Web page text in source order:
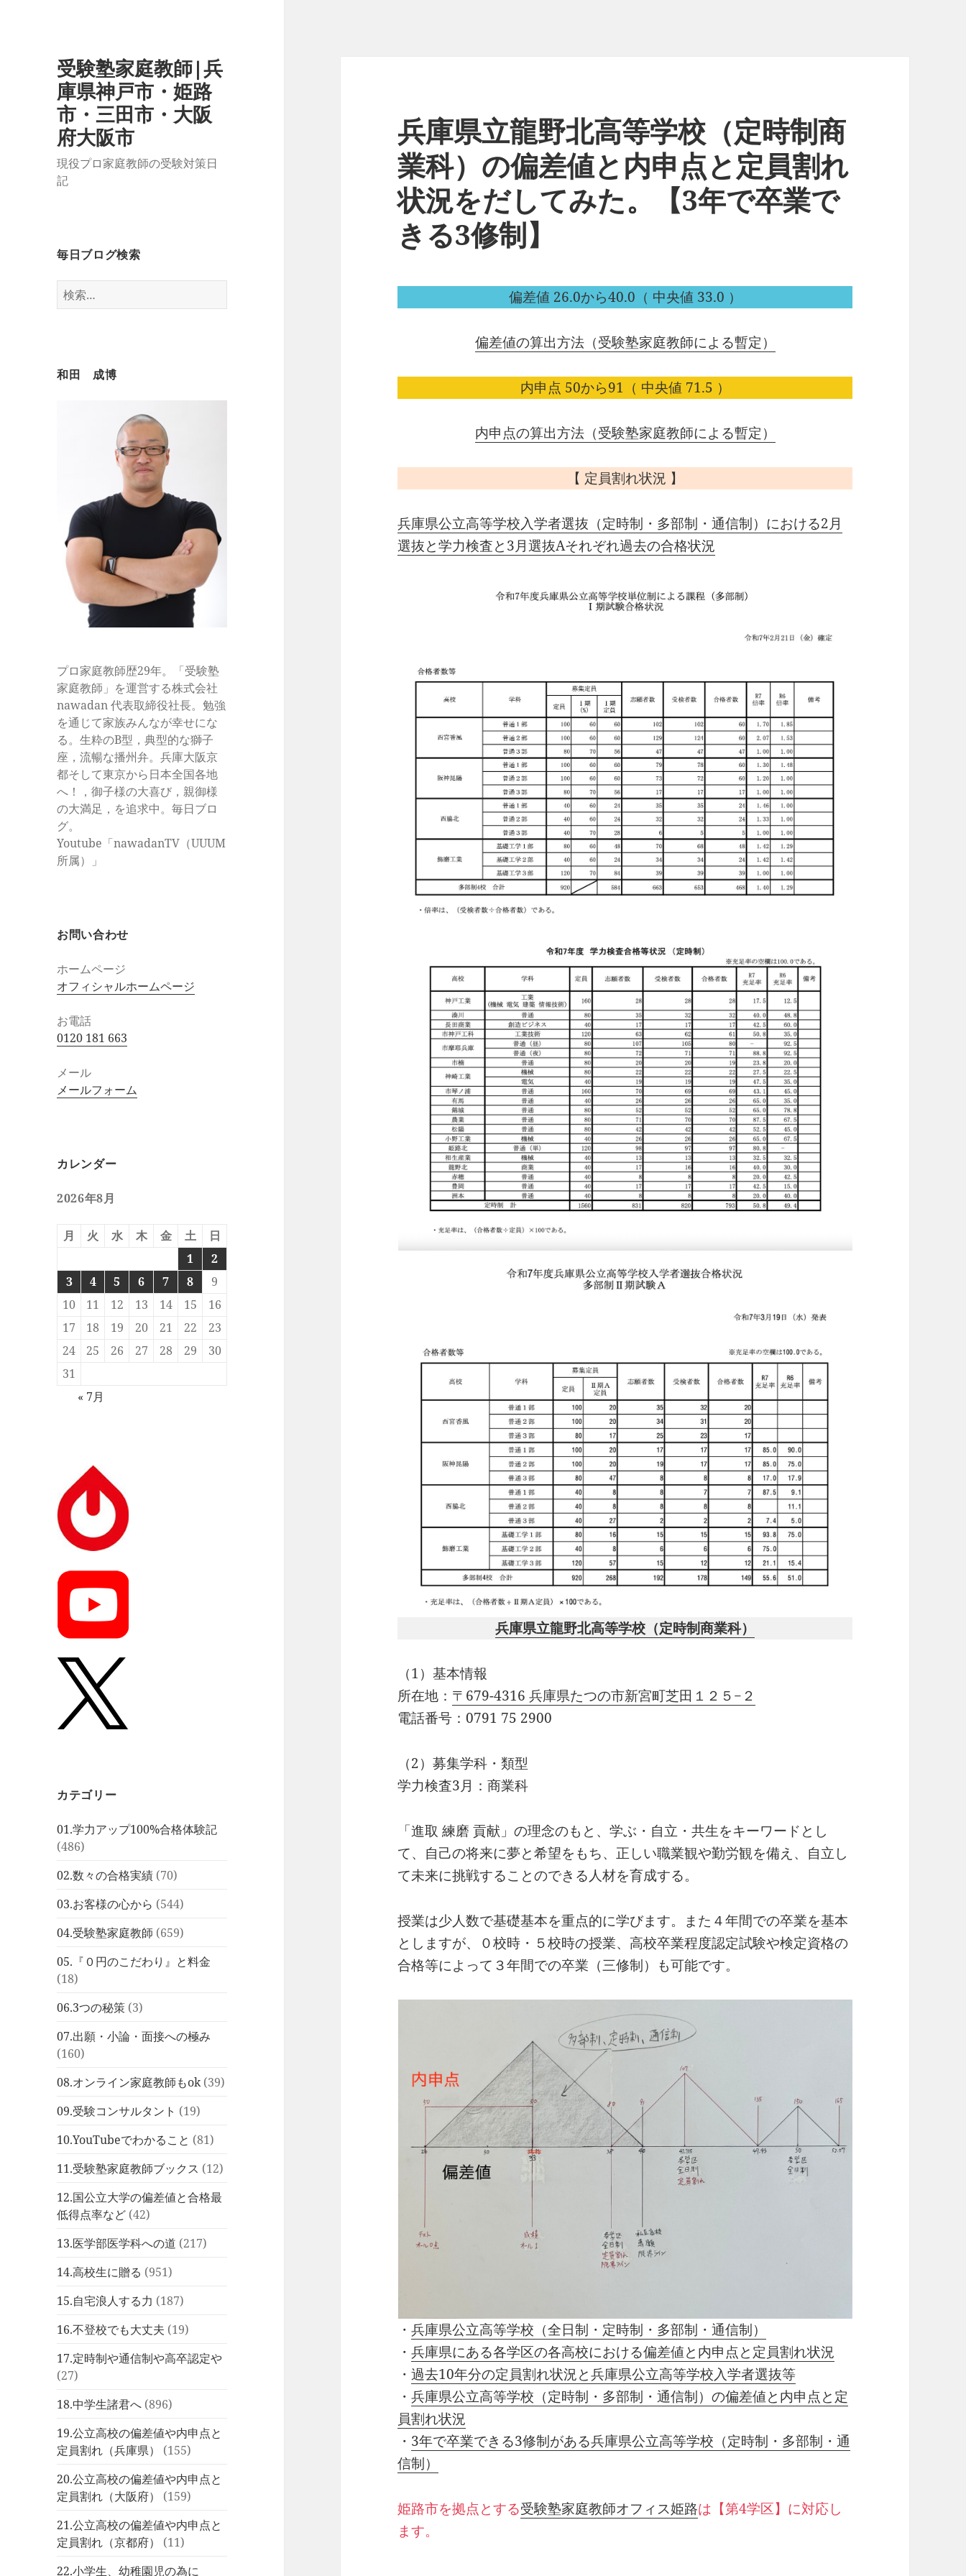
受験塾家庭教師|兵
庫県神戸市・姫路
市・三田市・大阪
府大阪市
現役プロ家庭教師の受験対策日
記
毎日ブログ検索
検
索:
和田 成博
プロ家庭教師歴29年。「受験塾
家庭教師」を運営する株式会社
nawadan 代表取締役社長。勉強
を通じて家族みんなが幸せにな
る。生粋のB型，典型的な獅子
座，流暢な播州弁。兵庫大阪京
都そして東京から日本全国各地
へ！，御子様の大喜び，親御様
の大満足，を追求中。毎日ブロ
グ。
Youtube「nawadanTV（UUUM
所属）」
お問い合わせ
ホームページ
オフィシャルホームページ
お電話
0120 181 663
メール
メールフォーム
カレンダー
2026年8月
月 火 水 木 金 土
日
1
2
3
4 5 6 7 8
9
10
11 12 13 14 15
16
17
18 19 20 21 22
23
24
25 26 27 28 29
30
31
« 7月
カテゴリー
01.学力アップ100%合格体験記
(486)
02.数々の合格実績 (70)
03.お客様の心から (544)
04.受験塾家庭教師 (659)
05.『０円のこだわり』と料金
(18)
06.3つの秘策 (3)
07.出願・小論・面接への極み
(160)
08.オンライン家庭教師もok(39)
09.受験コンサルタント (19)
10.YouTubeでわかること (81)
11.受験塾家庭教師ブックス (12)
12.国公立大学の偏差値と合格最
低得点率など (42)
13.医学部医学科への道 (217)
14.高校生に贈る (951)
15.自宅浪人する力 (187)
16.不登校でも大丈夫 (19)
17.定時制や通信制や高卒認定や
(27)
18.中学生諸君へ (896)
19.公立高校の偏差値や内申点と
定員割れ（兵庫県）
(155)
20.公立高校の偏差値や内申点と
定員割れ（大阪府）
(159)
21.公立高校の偏差値や内申点と
定員割れ（京都府）
(11)
22.小学生、幼稚園児の為に
兵庫県立龍野北高等学校（定時制商
業科）の偏差値と内申点と定員割れ
状況をだしてみた。【3年で卒業で
きる3修制】
偏差値 26.0から40.0（ 中央値 33.0 ）
偏差値の算出方法（受験塾家庭教師による暫定）
内申点 50から91（ 中央値 71.5 ）
内申点の算出方法（受験塾家庭教師による暫定）
【 定員割れ状況 】
兵庫県公立高等学校入学者選抜（定時制・多部制・通信制）における2月
選抜と学力検査と3月選抜Aそれぞれ過去の合格状況
兵庫県立龍野北高等学校（定時制商業科）
（1）基本情報
所在地： 〒679-4316 兵庫県たつの市新宮町芝田１２５−２
電話番号：0791 75 2900
（2）募集学科・類型
学力検査3月：商業科
「進取 練磨 貢献」の理念のもと、学ぶ・自立・共生をキーワードとし
て、自己の将来に夢と希望をもち、正しい職業観や勤労観を備え、自立し
て未来に挑戦することのできる人材を育成する。
授業は少人数で基礎基本を重点的に学びます。また４年間での卒業を基本
としますが、０校時・５校時の授業、高校卒業程度認定試験や検定資格の
合格等によって３年間での卒業（三修制）も可能です。
・兵庫県公立高等学校（全日制・定時制・多部制・通信制）
・兵庫県にある各学区の各高校における偏差値と内申点と定員割れ状況
・過去10年分の定員割れ状況と兵庫県公立高等学校入学者選抜等
・兵庫県公立高等学校（定時制・多部制・通信制）の偏差値と内申点と定
員割れ状況
・ 3年で卒業できる3修制がある兵庫県公立高等学校（定時制・多部制・通
信制）
姫路市を拠点とする受験塾家庭教師オフィス姫路は【第4学区】に対応し
ます。